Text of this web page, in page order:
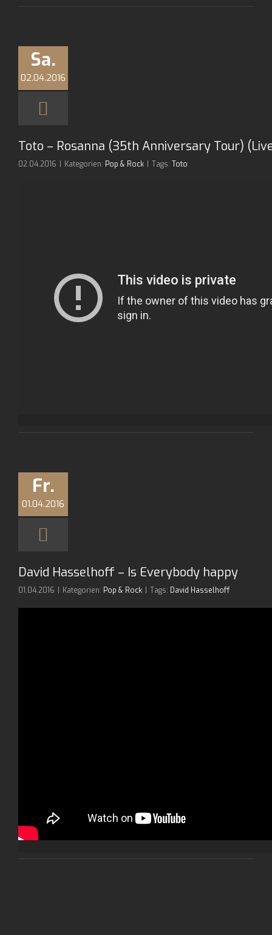
Sa.
02.04.2016
Toto – Rosanna (35th Anniversary Tour)
02.04.2016 Kategorien: Pop & Rock Tags: Toto
Fr.
01.04.2016
David Hasselhoff – Is Everybody happy
01.04.2016 Kategorien: Pop & Rock Tags: David Hasselhoff